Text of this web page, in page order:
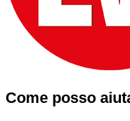
Come posso